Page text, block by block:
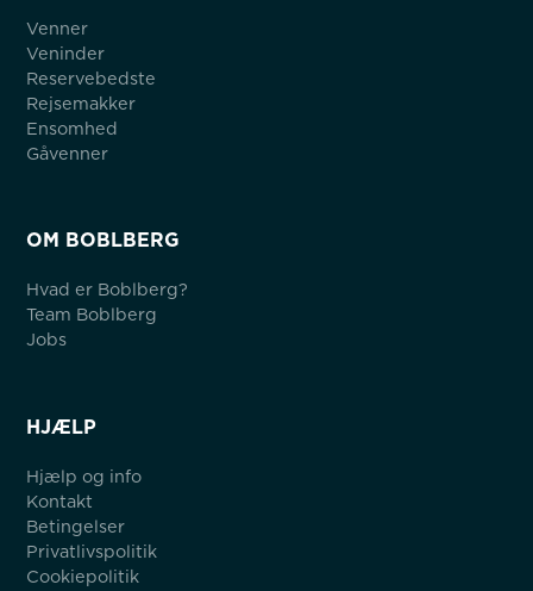
Venner
Veninder
Reservebedste
Rejsemakker
Ensomhed
Gåvenner
OM BOBLBERG
Hvad er Boblberg?
Team Boblberg
Jobs
HJÆLP
Hjælp og info
Kontakt
Betingelser
Privatlivspolitik
Cookiepolitik